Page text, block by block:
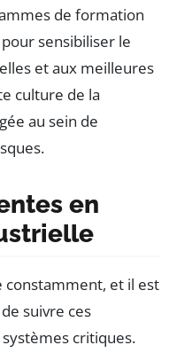
de formation
sensibiliser le
et aux meilleures
culture de la
au sein de
en
constamment, et il est
suivre ces
critiques.